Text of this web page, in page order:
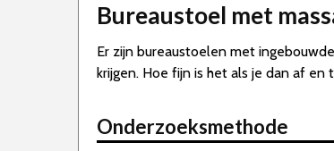
Bureaustoel met
Er zijn bureaustoelen met
krijgen. Hoe fijn is het als je dan af
Onderzoeksmethode